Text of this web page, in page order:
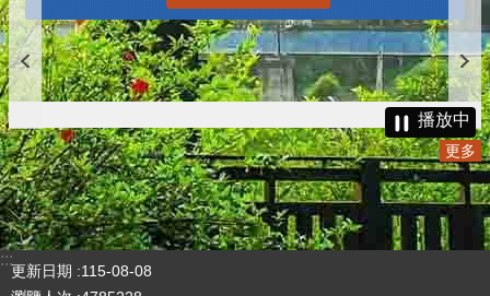
播放中
更多
:::
更新日期
115-08-08